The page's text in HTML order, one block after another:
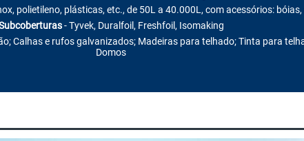
polietileno, plásticas, etc., de 50L a 40.000L, com acessórios:
- Tyvek, Duralfoil, Freshfoil, Isomaking
Calhas e rufos galvanizados; Madeiras para telhado; Tinta para
Domos